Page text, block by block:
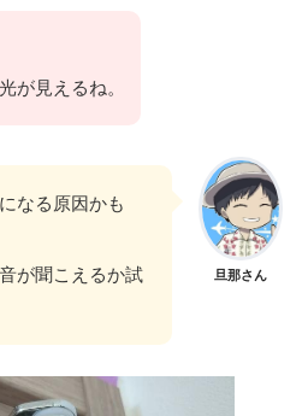
が見えるね。
旦那さん
なる原因かも
が聞こえるか試